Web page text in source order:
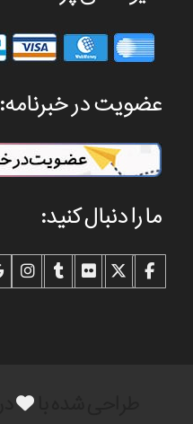
عضویت در خبرنامه:
ما را دنبال کنید:
طراحی شده با